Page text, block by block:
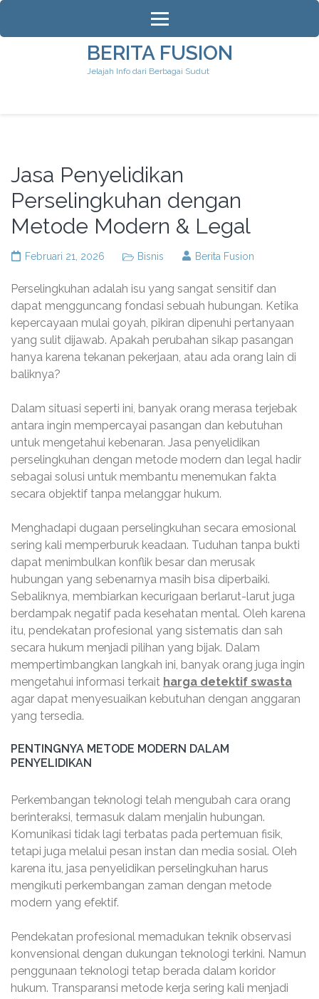
Lompat
konten
BERITA FUSION
Jelajah Info dari Berbagai Sudut
Jasa Penyelidikan
Perselingkuhan dengan
Metode Modern & Legal
Februari 21, 2026 Bisnis Berita Fusion
Perselingkuhan adalah isu yang sangat sensitif dan
dapat mengguncang fondasi sebuah hubungan. Ketika
kepercayaan mulai goyah, pikiran dipenuhi pertanyaan
yang sulit dijawab. Apakah perubahan sikap pasangan
hanya karena tekanan pekerjaan, atau ada orang lain di
baliknya?
Dalam situasi seperti ini, banyak orang merasa terjebak
antara ingin mempercayai pasangan dan kebutuhan
untuk mengetahui kebenaran. Jasa penyelidikan
perselingkuhan dengan metode modern dan legal hadir
sebagai solusi untuk membantu menemukan fakta
secara objektif tanpa melanggar hukum.
Menghadapi dugaan perselingkuhan secara emosional
sering kali memperburuk keadaan. Tuduhan tanpa bukti
dapat menimbulkan konflik besar dan merusak
hubungan yang sebenarnya masih bisa diperbaiki.
Sebaliknya, membiarkan kecurigaan berlarut-larut juga
berdampak negatif pada kesehatan mental. Oleh karena
itu, pendekatan profesional yang sistematis dan sah
secara hukum menjadi pilihan yang bijak. Dalam
mempertimbangkan langkah ini, banyak orang juga ingin
mengetahui informasi terkait harga detektif swasta
agar dapat menyesuaikan kebutuhan dengan anggaran
yang tersedia.
PENTINGNYA METODE MODERN DALAM
PENYELIDIKAN
Perkembangan teknologi telah mengubah cara orang
berinteraksi, termasuk dalam menjalin hubungan.
Komunikasi tidak lagi terbatas pada pertemuan fisik,
tetapi juga melalui pesan instan dan media sosial. Oleh
karena itu, jasa penyelidikan perselingkuhan harus
mengikuti perkembangan zaman dengan metode
modern yang efektif.
Pendekatan profesional memadukan teknik observasi
konvensional dengan dukungan teknologi terkini. Namun
penggunaan teknologi tetap berada dalam koridor
hukum. Transparansi metode kerja sering kali menjadi